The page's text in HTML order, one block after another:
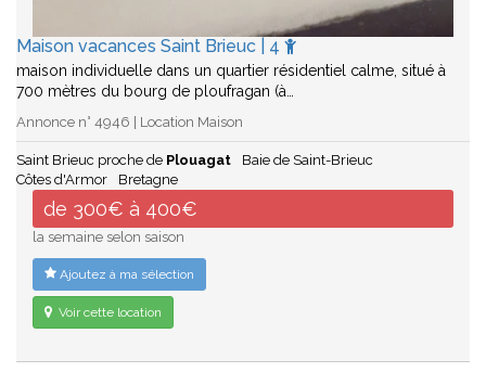
Maison vacances Saint Brieuc | 4
maison individuelle dans un quartier résidentiel calme, situé à
700 mètres du bourg de ploufragan (à…
Annonce n° 4946 | Location Maison
Saint Brieuc proche de Plouagat
Baie de Saint-Brieuc
Côtes d'Armor
Bretagne
de 300€ à 400€
la semaine selon saison
Ajoutez à ma sélection
Voir cette location